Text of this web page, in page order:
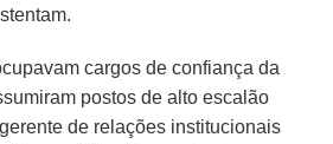
cargos de confiança da
postos de alto escalão
de relações institucionais